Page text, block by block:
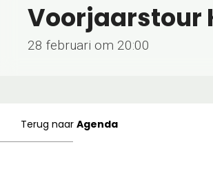
Voorjaarstour
28 februari om 20:00
Terug naar Agenda